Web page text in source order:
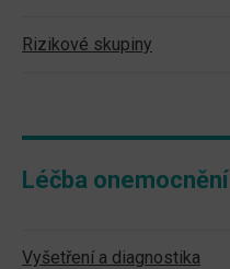
Rizikové skupiny
Léčba onemocnění
Vyšetření a diagnostika